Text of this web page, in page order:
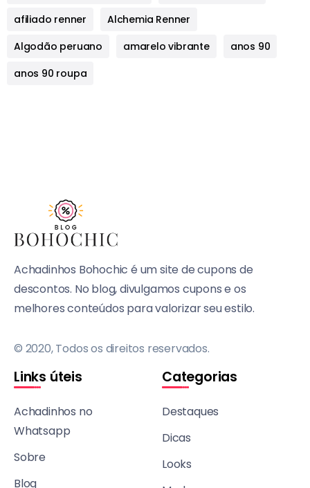
afiliado renner
Alchemia Renner
Algodão peruano
amarelo vibrante
anos 90
anos 90 roupa
Achadinhos Bohochic é um site de cupons de
descontos. No blog, divulgamos cupons e os
melhores conteúdos para valorizar seu estilo.
© 2020, Todos os direitos reservados.
Links úteis
Achadinhos no
Whatsapp
Sobre
Blog
Categorias
Destaques
Dicas
Looks